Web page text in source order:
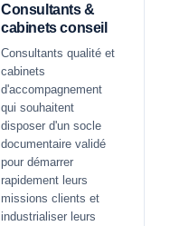
Consultants &
cabinets conseil
Consultants qualité et
cabinets
d'accompagnement
qui souhaitent
disposer d'un socle
documentaire validé
pour démarrer
rapidement leurs
missions clients et
industrialiser leurs